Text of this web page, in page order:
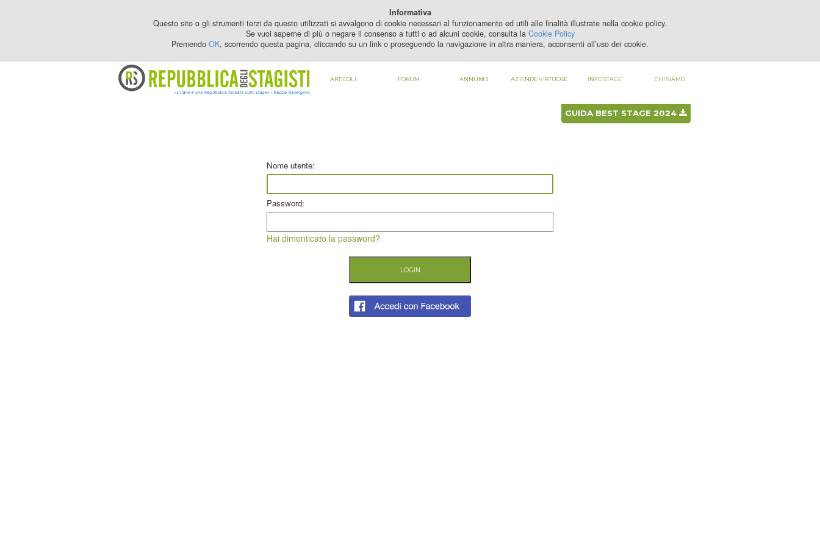
REGISTRATI
LOGIN
PER VEDERE QUESTO CONTENUTO DEVI
GUIDA BEST STAGE 2024
ARTICOLI FORUM ANNUNCI AZIENDE VIRTUOSE INFO STAGE CHI SIAMO
Nome utente:
Password:
Hai dimenticato la password?
Informativa
Questo sito o gli strumenti terzi da questo utilizzati si avvalgono di cookie necessari al funzionamento ed utili alle finalità illustrate nella cookie policy.
Se vuoi saperne di più o negare il consenso a tutti o ad alcuni cookie, consulta la Cookie Policy
Premendo OK, scorrendo questa pagina, cliccando su un link o proseguendo la navigazione in altra maniera, acconsenti all’uso dei cookie.